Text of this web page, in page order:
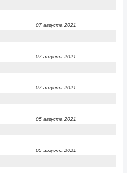
07 августа 2021
07 августа 2021
07 августа 2021
05 августа 2021
05 августа 2021